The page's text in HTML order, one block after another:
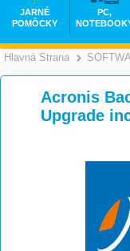
Hlavná Strana
Acronis
Upgrade
JARNÉ
POMÔCKY
PC,